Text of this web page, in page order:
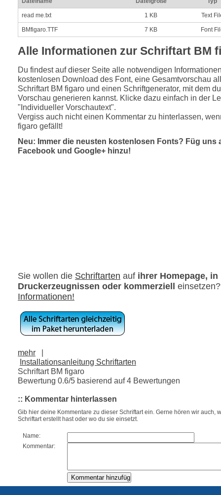
read me.txt 1 KB Text
BMfigaro.TTF 7 KB Font
Alle Informationen zur Schriftart BM
Du findest auf dieser Seite alle notwendigen
kostenlosen Download des Font, eine Gesamtvorschau
Schriftart BM figaro und einen Schriftgenerator, mit dem
Vorschau generieren kannst. Klicke dazu einfach in der
"Individueller Vorschautext".
Vergiss auch nicht einen Kommentar zu hinterlassen,
figaro gefällt!
Neu: Immer die neusten kostenlosen Fonts? Füg uns
Facebook und Google+ hinzu!
Sie wollen die Schriftarten auf ihrer Homepage, in
Druckerzeugnissen oder kommerziell
Informationen!
mehr
|
Installationsanleitung Schriftarten
Schriftart BM figaro
Bewertung 0.6/5 basierend auf4 Bewertungen
:: Kommentar hinterlassen
Gib hier deine Kommentare zu dieser Schriftart ein. Gerne hören wir auch,
Schriftart erstellt hast oder wo du sie einsetzt.
Name:
Kommentar: